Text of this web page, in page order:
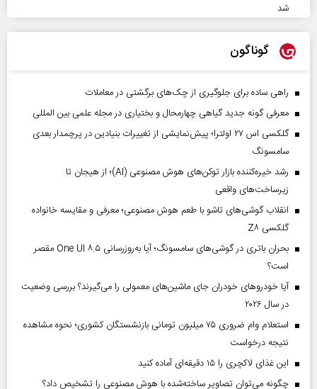
شد
گوناگون
راهی ساده برای جلوگیری از چک‌های برگشتی در معاملات
معرفی گونه جدید گیاهی چهارمحال و بختیاری در مجله علمی بین المللی
گلکسی اس ۲۷ اولترا؛ پیش‌نمایشی از تغییرات بنیادین در پرچمدار بعدی
سامسونگ
رشد خیره‌کننده بازار توکن‌های هوش مصنوعی (AI)؛ از هیجان تا
زیرساخت‌های واقعی
انقلاب گوشی‌های تاشو‌ با طعم هوش مصنوعی؛ معرفی و مقایسه خانواده
گلکسی Z۸
بحران باتری در گوشی‌های سامسونگ؛ آیا به‌روزرسانی One UI ۸.۵ مقصر
است؟
آیا خودروهای خودران جای ماشین‌های معمولی را می‌گیرند؟ بررسی وضعیت
در سال ۲۰۲۶
استعلام وام ضروری ۷۵ میلیون تومانی بازنشستگان کشوری؛ نحوه مشاهده
نتیجه درخواست
این غذای لاکچری را ۱۵ دقیقه‌ای آماده کنید
چگونه می‌توان تصاویر ساخته‌شده با هوش مصنوعی را تشخیص داد؟